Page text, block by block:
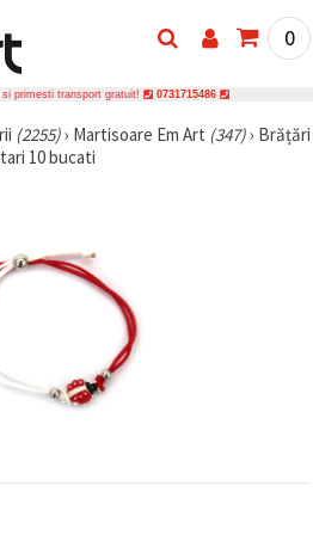
0
primesti transport gratuit! 0731715486
(2255)› Martisoare Em Art (347)› Brățări
10 bucati